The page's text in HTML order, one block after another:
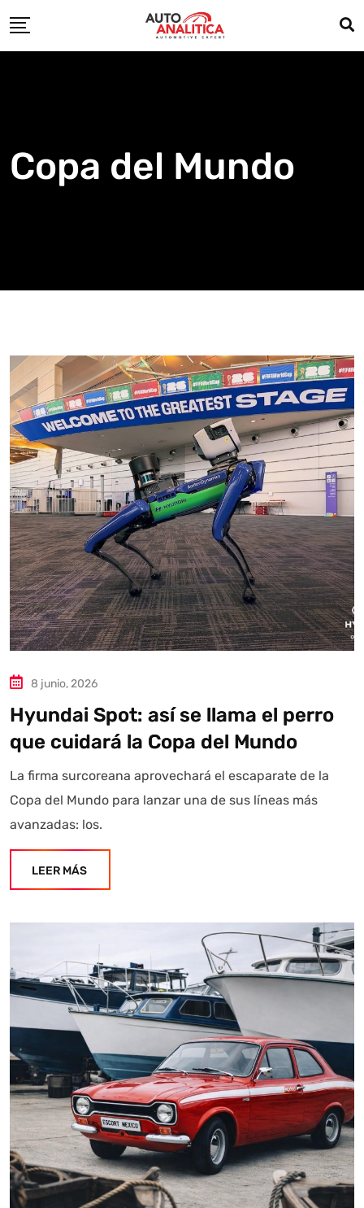
to
Copa del Mundo
8 junio, 2026
Hyundai Spot: así se llama el perro
que cuidará la Copa del Mundo
La firma surcoreana aprovechará el escaparate de la
Copa del Mundo para lanzar una de sus líneas más
avanzadas: los.
LEER MÁS
Autoanalítica IA Agente Inteligente
Estoy aquí para encontrar lo que necesitas. ¿Qué estás
buscando? "Este asistente con IA (OpenAI) ofrece
información referencial que puede contener errores.
Asistente con IA en desarrollo. Autoanalítica optimiza